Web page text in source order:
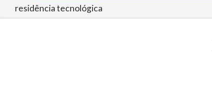
residência tecnológica